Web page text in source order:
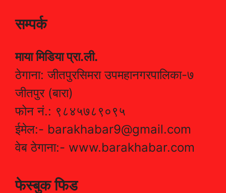
सम्पर्क
माया मिडिया प्रा.ली.
ठेगाना: जीतपुरसिमरा उपमहानगरपालिका-७
जीतपुर (बारा)
फोन नं.: ९८४५७८९०९५
ईमेल:- barakhabar9@gmail.com
वेब ठेगाना:- www.barakhabar.com
फेस्बुक फिड